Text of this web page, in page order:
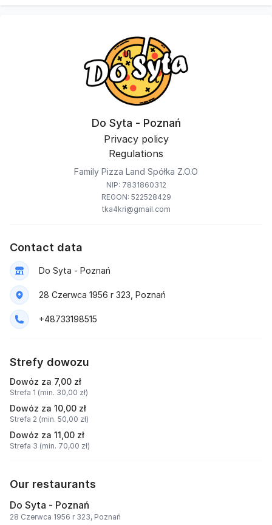
Do Syta - Poznań
Privacy policy
Regulations
Family Pizza Land Spółka Z.O.O
NIP: 7831860312
REGON: 522528429
tka4kri@gmail.com
Contact data
Do Syta - Poznań
28 Czerwca 1956 r 323, Poznań
+48733198515
Strefy dowozu
Dowóz za 7,00 zł
Strefa 1 (min. 30,00 zł)
Dowóz za 10,00 zł
Strefa 2 (min. 50,00 zł)
Dowóz za 11,00 zł
Strefa 3 (min. 70,00 zł)
Our restaurants
Do Syta - Poznań
28 Czerwca 1956 r 323, Poznań